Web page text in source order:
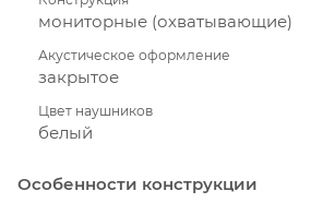
мониторные (охватывающие)
Акустическое оформление
закрытое
Цвет наушников
белый
Особенности конструкции